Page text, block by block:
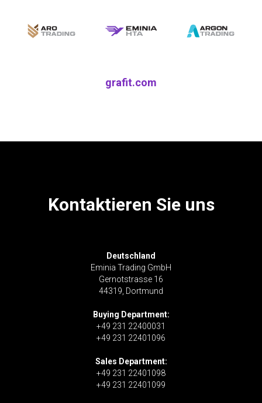
grafit.com
Kontaktieren Sie uns
Deutschland
Eminia Trading GmbH
Gernotstrasse 16
44319, Dortmund
Buying Department:
+49 231 22400031
+49 231 22401096
Sales Department:
+49 231 22401098
+49 231 22401099